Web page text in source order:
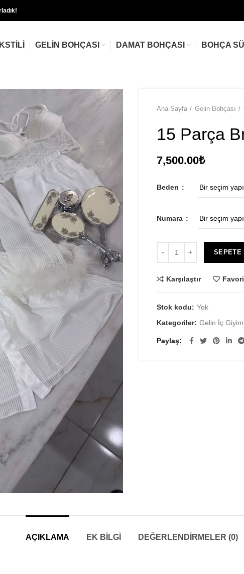
GELIN BOHÇASI DAMAT BOHÇASI BOHÇA
Ana Sayfa Gelin Bohçası
15 Parça
7,500.00₺
Beden
Numara
SEPETE
Karşılaştır
Stok kodu: Yok
Kategoriler: Gelin İç Giyim
Paylaş
AÇIKLAMA EK BILGI DEĞERLENDIRMELER (0)